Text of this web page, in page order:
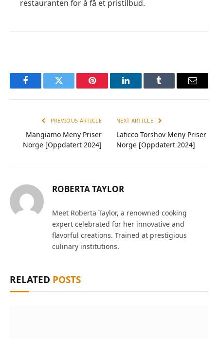
restauranten for å få et pristilbud.
FacebookTwitter Pinterest LinkedInTumblr Email
PREVIOUS ARTICLE
Mangiamo Meny Priser
Norge [Oppdatert 2024]
NEXT ARTICLE
Laficco Torshov Meny Priser
Norge [Oppdatert 2024]
ROBERTA TAYLOR
Meet Roberta Taylor, a renowned cooking
expert celebrated for her innovative and
flavorful creations. Trained at prestigious
culinary institutions.
RELATED POSTS